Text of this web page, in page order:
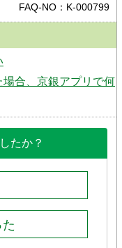
FAQ-NO：K-000799
合、京銀アプリで何
たか？